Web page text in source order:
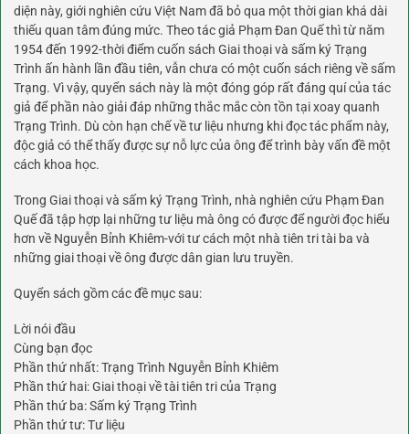
diện này, giới nghiên cứu Việt Nam đã bỏ qua một thời gian khá dài
thiếu quan tâm đúng mức. Theo tác giả Phạm Đan Quế thì từ năm
1954 đến 1992-thời điểm cuốn sách Giai thoại và sấm ký Trạng
Trình ấn hành lần đầu tiên, vẫn chưa có một cuốn sách riêng về sấm
Trạng. Vì vậy, quyển sách này là một đóng góp rất đáng quí của tác
giả để phần nào giải đáp những thắc mắc còn tồn tại xoay quanh
Trạng Trình. Dù còn hạn chế về tư liệu nhưng khi đọc tác phẩm này,
độc giả có thể thấy được sự nỗ lực của ông để trình bày vấn đề một
cách khoa học.
Trong Giai thoại và sấm ký Trạng Trình, nhà nghiên cứu Phạm Đan
Quế đã tập hợp lại những tư liệu mà ông có được để người đọc hiểu
hơn về Nguyễn Bỉnh Khiêm-với tư cách một nhà tiên tri tài ba và
những giai thoại về ông được dân gian lưu truyền.
Quyển sách gồm các đề mục sau:
Lời nói đầu
Cùng bạn đọc
Phần thứ nhất: Trạng Trình Nguyễn Bỉnh Khiêm
Phần thứ hai: Giai thoại về tài tiên tri của Trạng
Phần thứ ba: Sấm ký Trạng Trình
Phần thứ tư: Tư liệu